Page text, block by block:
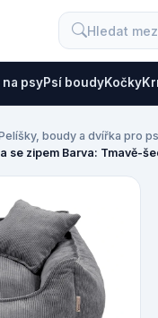
psyPsí boudyKočky
boudy a dvířka pro
zipem Barva: Tmavě-